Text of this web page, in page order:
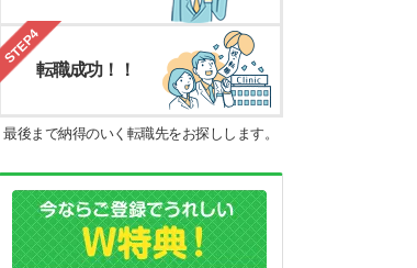
希望の働き方
STEP4
転職成功！！
最後まで納得のいく転職先をお探しします。